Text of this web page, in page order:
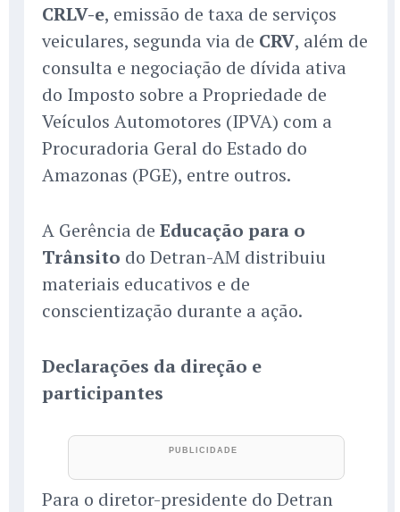
CRLV-e, emissão de taxa de serviços
veiculares, segunda via de CRV, além de
consulta e negociação de dívida ativa
do Imposto sobre a Propriedade de
Veículos Automotores (IPVA) com a
Procuradoria Geral do Estado do
Amazonas (PGE), entre outros.
A Gerência de Educação para o
Trânsito do Detran-AM distribuiu
materiais educativos e de
conscientização durante a ação.
Declarações da direção e
participantes
Para o diretor-presidente do Detran